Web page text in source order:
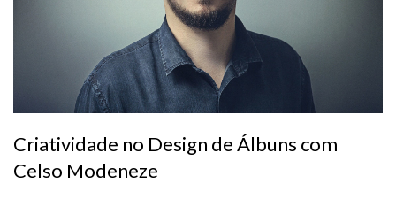
Criatividade no Design de Álbuns com
Celso Modeneze